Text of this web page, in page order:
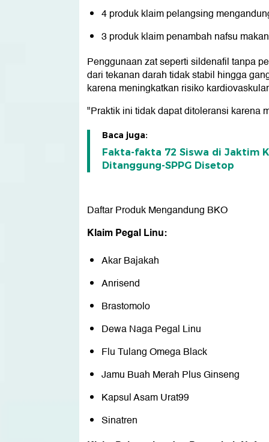
4 produk klaim pelangsing
3 produk klaim penambah nafsu
Penggunaan zat seperti sildenafil tanpa
dari tekanan darah tidak stabil hingga
karena meningkatkan risiko
"Praktik ini tidak dapat ditoleransi karena
Baca juga:
Fakta-fakta 72 Siswa di Jaktim
Ditanggung-SPPG Disetop
Daftar Produk Mengandung BKO
Klaim Pegal Linu:
Akar Bajakah
Anrisend
Brastomolo
Dewa Naga Pegal Linu
Flu Tulang Omega Black
Jamu Buah Merah Plus Ginseng
Kapsul Asam Urat99
Sinatren